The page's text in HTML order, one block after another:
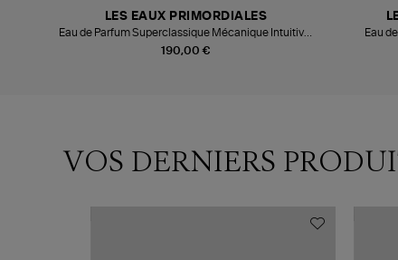
190,00 €
LES EAUX PRIMORDIALES
Eau de Parfum Superclassique Mécanique Intuitive,
100ml
Eau
VOS DERNIERS